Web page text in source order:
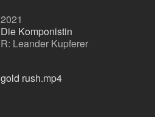
2021
Die Komponistin
R: Leander Kupferer
gold rush.mp4